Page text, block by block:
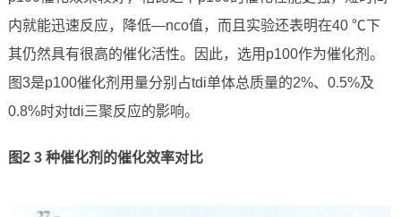
内就能迅速反应，降低—nco值，而且实验还表明在40 ℃下
其仍然具有很高的催化活性。因此，选用p100作为催化剂。
图3是p100催化剂用量分别占tdi单体总质量的2%、0.5%及
0.8%时对tdi三聚反应的影响。
图2 3 种催化剂的催化效率对比